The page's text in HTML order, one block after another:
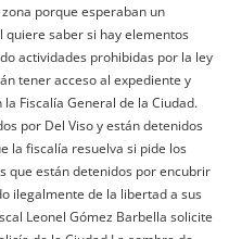
porque esperaban un
quiere saber si hay elementos
actividades prohibidas por la ley
tener acceso al expediente y
Fiscalía General de la Ciudad.
por Del Viso y están detenidos
la fiscalía resuelva si pide los
que están detenidos por encubrir
ilegalmente de la libertad a sus
Leonel Gómez Barbella solicite